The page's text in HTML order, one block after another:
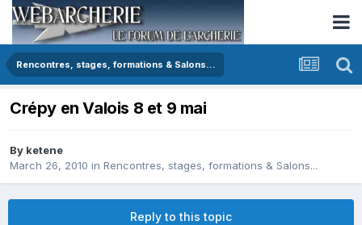
Rencontres, stages, formations & Salons...
Crépy en Valois 8 et 9 mai
By ketene
March 26, 2010 in Rencontres, stages, formations & Salons...
Reply to this topic